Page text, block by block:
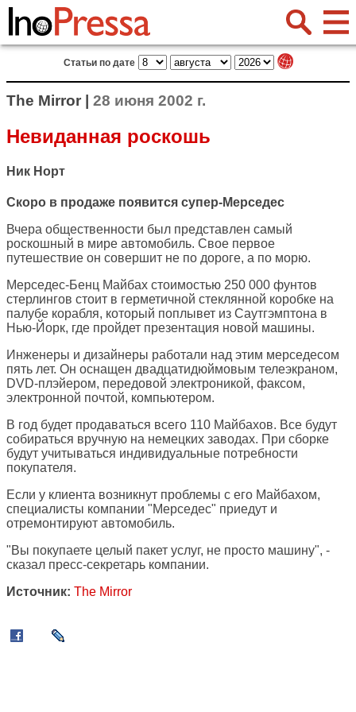
Статьи по дате
The Mirror | 28 июня 2002 г.
Невиданная роскошь
Ник Норт
Скоро в продаже появится супер-Мерседес
Вчера общественности был представлен самый
роскошный в мире автомобиль. Свое первое
путешествие он совершит не по дороге, а по морю.
Мерседес-Бенц Майбах стоимостью 250 000 фунтов
стерлингов стоит в герметичной стеклянной коробке на
палубе корабля, который поплывет из Саутгэмптона в
Нью-Йорк, где пройдет презентация новой машины.
Инженеры и дизайнеры работали над этим мерседесом
пять лет. Он оснащен двадцатидюймовым телеэкраном,
DVD-плэйером, передовой электроникой, факсом,
электронной почтой, компьютером.
В год будет продаваться всего 110 Майбахов. Все будут
собираться вручную на немецких заводах. При сборке
будут учитываться индивидуальные потребности
покупателя.
Если у клиента возникнут проблемы с его Майбахом,
специалисты компании "Мерседес" приедут и
отремонтируют автомобиль.
"Вы покупаете целый пакет услуг, не просто машину", -
сказал пресс-секретарь компании.
Источник: The Mirror